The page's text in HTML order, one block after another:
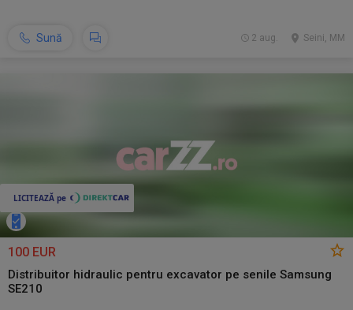
Sună Seini, MM
2 aug.
100 EUR
Distribuitor hidraulic pentru excavator pe senile Samsung
SE210